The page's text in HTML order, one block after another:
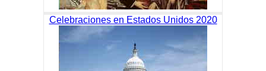
Celebraciones en Estados Unidos 2020